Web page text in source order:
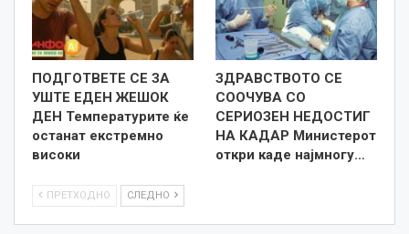
ПОДГОТВЕТЕ СЕ ЗА
УШТЕ ЕДЕН ЖЕШОК
ДЕН Температурите ќе
останат екстремно
високи
ЗДРАВСТВОТО СЕ
СООЧУВА СО
СЕРИОЗЕН НЕДОСТИГ
НА КАДАР Министерот
откри каде најмногу…
ПРЕТХОДНО СЛЕДНО